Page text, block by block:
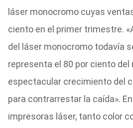
láser monocromo cuyas
ciento en el primer trimestre.
del láser monocromo todavía
representa el 80 por ciento del
espectacular crecimiento del
para contrarrestar la caída».
impresoras láser, tanto color